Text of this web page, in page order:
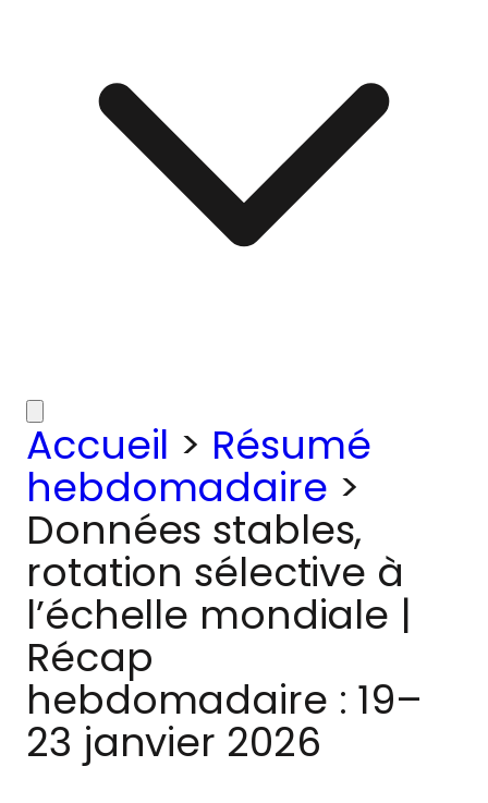
Accueil > Résumé
hebdomadaire >
Données stables,
rotation sélective à
l’échelle mondiale |
Récap
hebdomadaire : 19–
23 janvier 2026